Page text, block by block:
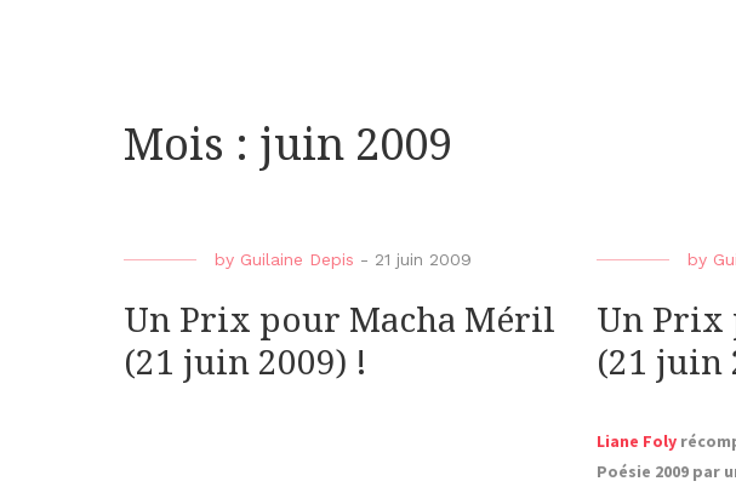
Mois : juin 2009
by Guilaine Depis - 21 juin 2009
Un Prix pour Macha Méril
(21 juin 2009) !
by
Un Prix
(21 juin
Liane Foly
Poésie 2009 par